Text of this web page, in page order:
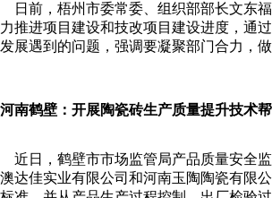
日前，梧州市委常委、组织部部长文东
力推进项目建设和技改项目建设进度，通
发展遇到的问题，强调要凝聚部门合力，
河南鹤壁：开展陶瓷砖生产质量提升技术
近日，鹤壁市市场监管局产品质量安全
澳达佳实业有限公司和河南玉陶陶瓷有限